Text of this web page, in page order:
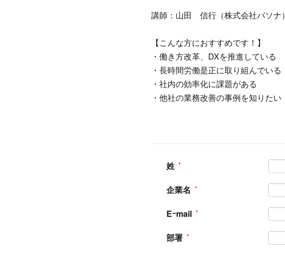
講師：山田 信行（株式会社パソナ）
【こんな方におすすめです！】
・働き方改革、DXを推進している
・長時間労働是正に取り組んでいる
・社内の効率化に課題がある
・他社の業務改善の事例を知りたい
姓
企業名
Eｰmail
部署